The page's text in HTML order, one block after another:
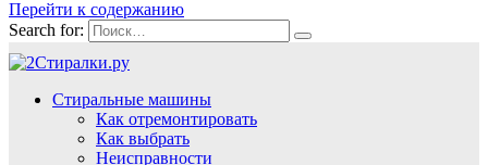
Перейти к содержанию
Search for:
Стиральные машины
Как отремонтировать
Как выбрать
Неисправности